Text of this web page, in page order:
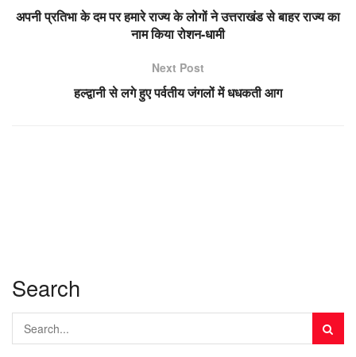
अपनी प्रतिभा के दम पर हमारे राज्य के लोगों ने उत्तराखंड से बाहर राज्य का
नाम किया रोशन-धामी
Next Post
हल्द्वानी से लगे हुए पर्वतीय जंगलों में धधकती आग
Search